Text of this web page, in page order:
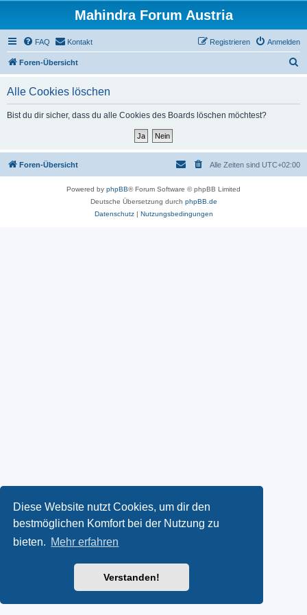
Diese Website nutzt Cookies, um dir den
bestmöglichen Komfort bei der Nutzung zu
bieten. Mehr erfahren
Verstanden!
Mahindra Forum Austria
FAQ Kontakt Anmelden
Registrieren
Foren-Übersicht
Alle Cookies löschen
Bist du dir sicher, dass du alle Cookies des Boards löschen möchtest?
Foren-Übersicht Alle Zeiten sind UTC+02:00
Powered by phpBB® Forum Software © phpBB Limited
Deutsche Übersetzung durch phpBB.de
Datenschutz| Nutzungsbedingungen